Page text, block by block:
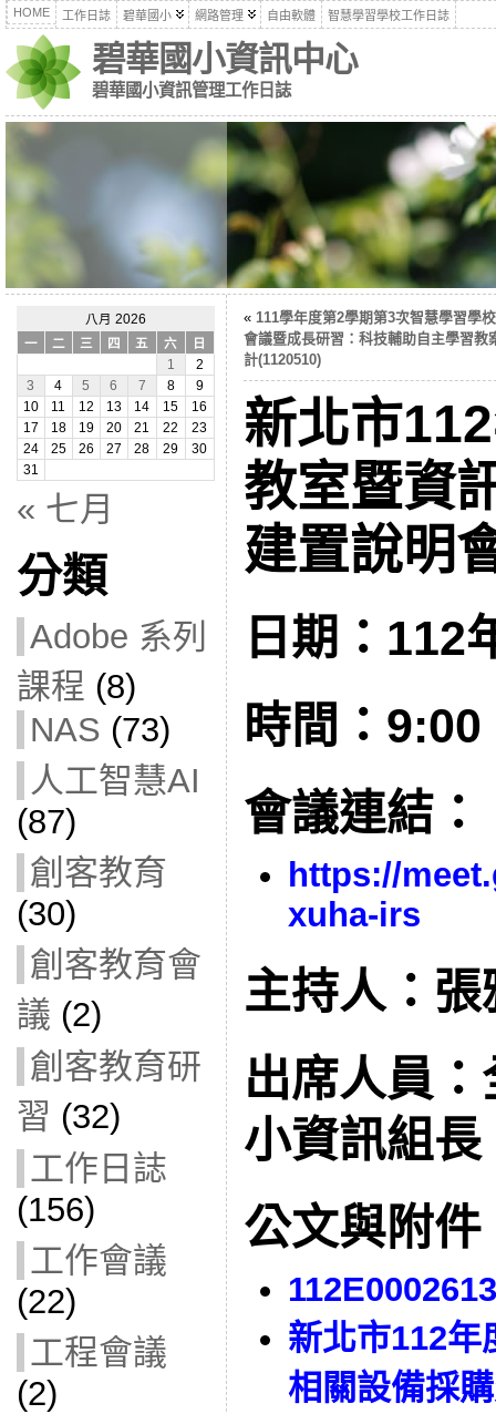
HOME 工作日誌 碧華國小 網路管理 自由軟體 智慧學習學校工作日誌
碧華國小資訊中心
碧華國小資訊管理工作日誌
八月 2026
一
二 三 四 五 六
日
1
2
3
4 5 6 7 8
9
10
11 12 13 14 15
16
17
18 19 20 21 22
23
24
25 26 27 28 29
30
31
« 七月
分類
Adobe 系列
課程 (8)
NAS (73)
人工智慧AI
(87)
創客教育
(30)
創客教育會
議 (2)
創客教育研
習 (32)
工作日誌
(156)
工作會議
(22)
工程會議
(2)
« 111學年度第2學期第3次智慧學習學
會議暨成長研習：科技輔助自主學習教
計(1120510)
新北市
教室暨資
建置說明
日期：112
時間：
會議連結：
https://
xuha-irs
主持人：
出席人員
小資訊組長
公文與附件
112E0002613
新北市112年
相關設備採